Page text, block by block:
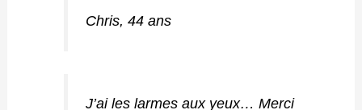
Chris, 44 ans
J’ai les larmes aux yeux… Merci